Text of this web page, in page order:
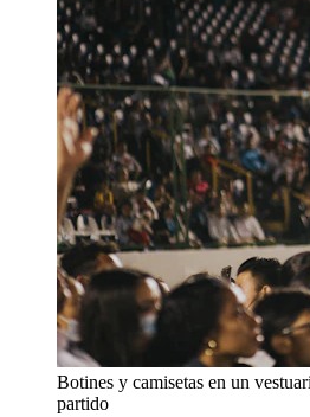
Botines y camisetas en un
partido